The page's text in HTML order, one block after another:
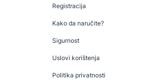
Registracija
Kako da naručite?
Sigurnost
Uslovi korištenja
Politika privatnosti